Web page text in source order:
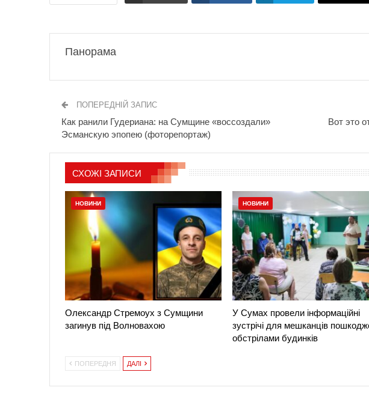
Панорама
ПОПЕРЕДНІЙ ЗАПИС
Как ранили Гудериана: на Сумщине «воссоздали»
Эсманскую эпопею (фоторепортаж)
Вот это
СХОЖІ ЗАПИСИ
НОВИНИ
Олександр Стремоух з Сумщини
загинув під Волновахою
НОВИНИ
У Сумах провели інформаційні
зустрічі для мешканців
обстрілами будинків
ПОПЕРЕДНЯ ДАЛІ